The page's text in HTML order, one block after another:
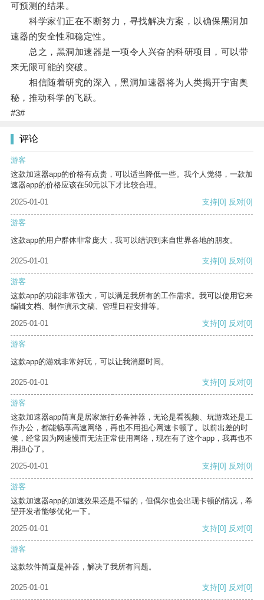
可预测的结果。
科学家们正在不断努力，寻找解决方案，以确保黑洞加
速器的安全性和稳定性。
总之，黑洞加速器是一项令人兴奋的科研项目，可以带
来无限可能的突破。
相信随着研究的深入，黑洞加速器将为人类揭开宇宙奥
秘，推动科学的飞跃。
#3#
评论
游客
这款加速器app的价格有点贵，可以适当降低一些。我个人觉得，一款加
速器app的价格应该在50元以下才比较合理。
2025-01-01
支持[0] 反对[0]
游客
这款app的用户群体非常庞大，我可以结识到来自世界各地的朋友。
2025-01-01 支持[0] 反对[0]
游客
这款app的功能非常强大，可以满足我所有的工作需求。我可以使用它来
编辑文档、制作演示文稿、管理日程安排等。
2025-01-01
支持[0] 反对[0]
游客
这款app的游戏非常好玩，可以让我消磨时间。
2025-01-01 支持[0] 反对[0]
游客
这款加速器app简直是居家旅行必备神器，无论是看视频、玩游戏还是工
作办公，都能畅享高速网络，再也不用担心网速卡顿了。以前出差的时
候，经常因为网速慢而无法正常使用网络，现在有了这个app，我再也不
用担心了。
2025-01-01
支持[0] 反对[0]
游客
这款加速器app的加速效果还是不错的，但偶尔也会出现卡顿的情况，希
望开发者能够优化一下。
2025-01-01
支持[0] 反对[0]
游客
这款软件简直是神器，解决了我所有问题。
2025-01-01 支持[0] 反对[0]